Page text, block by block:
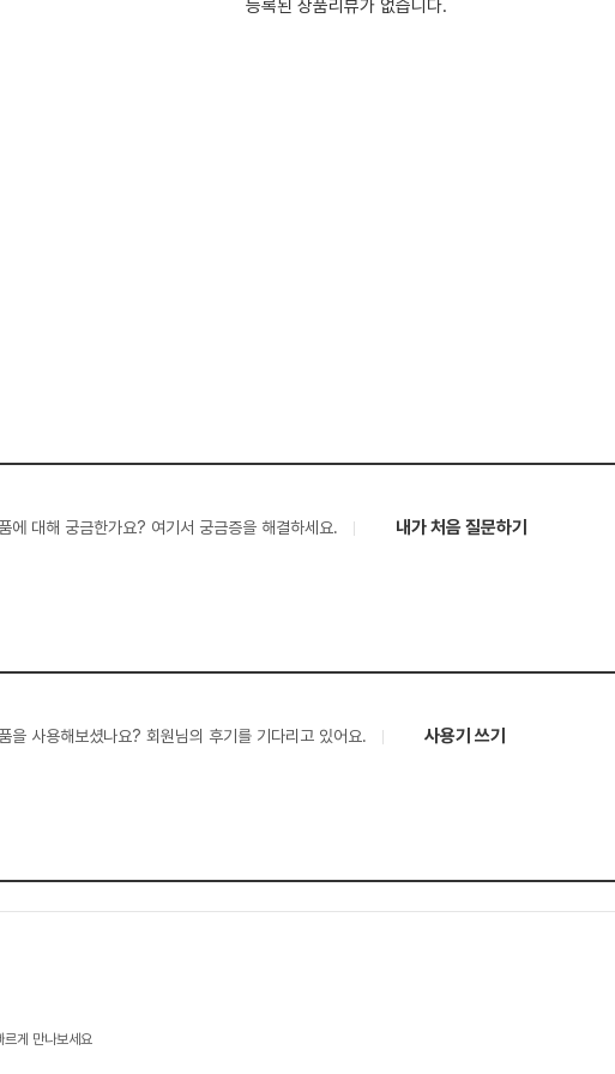
등록된 상품리뷰가 없습니다.
에 대해 궁금한가요? 여기서 궁금증을 해결하세요. 내가 처음 질문하기
을 사용해보셨나요? 회원님의 후기를 기다리고 있어요. 사용기 쓰기
르게 만나보세요